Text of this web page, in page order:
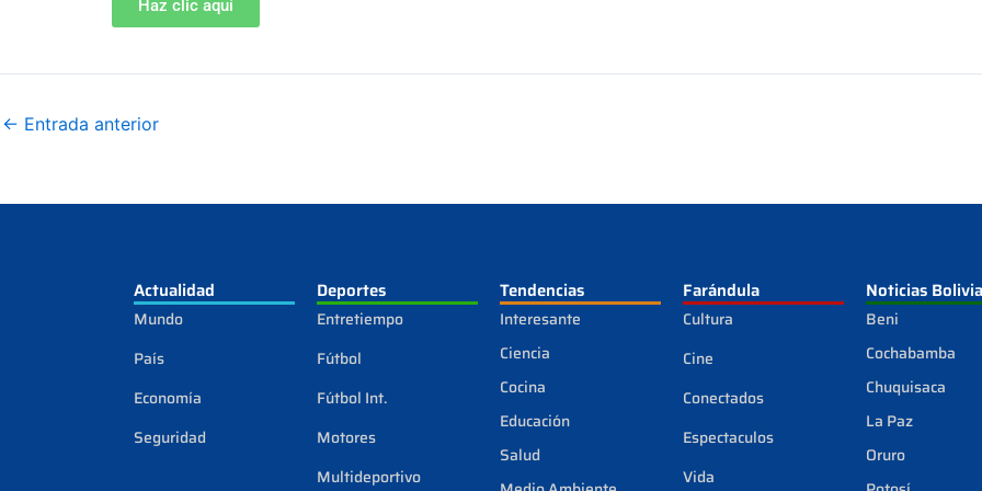
Haz clic aquí
← Entrada anterior
Actualidad
Mundo
País
Economía
Seguridad
Deportes
Entretiempo
Fútbol
Fútbol Int.
Motores
Multideportivo
Tendencias
Interesante
Ciencia
Cocina
Educación
Salud
Farándula
Cultura
Cine
Conectados
Espectaculos
Vida
Noticias Bolivia
Beni
Cochabamba
Chuquisaca
La Paz
Oruro